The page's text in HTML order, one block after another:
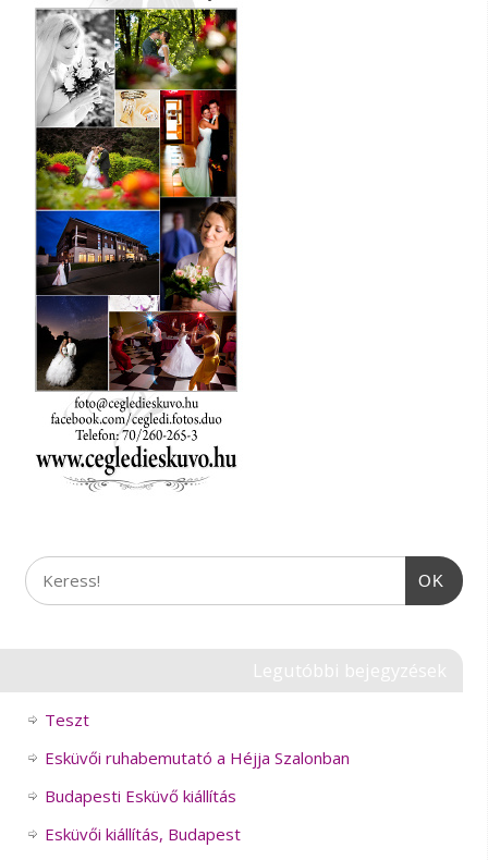
OK
Legutóbbi bejegyzések
Teszt
Esküvői ruhabemutató a Héjja Szalonban
Budapesti Esküvő kiállítás
Esküvői kiállítás, Budapest